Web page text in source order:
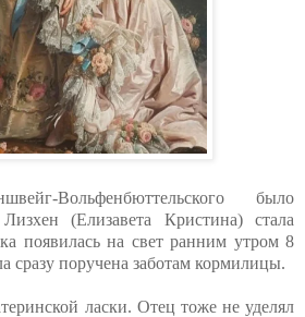
Вольфенбюттельского было
(Елизавета Кристина) стала
появилась на свет ранним утром 8
сразу поручена заботам кормилицы.
ласки. Отец тоже не уделял